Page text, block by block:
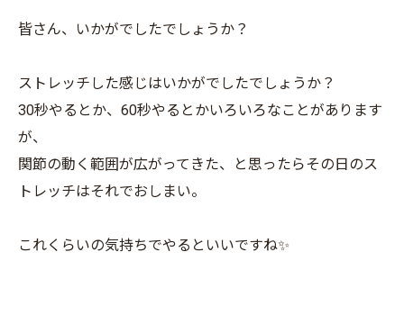
皆さん、いかがでしたでしょうか？
ストレッチした感じはいかがでしたでしょうか？
30秒やるとか、60秒やるとかいろいろなことがあります
が、
関節の動く範囲が広がってきた、と思ったらその日のス
トレッチはそれでおしまい。
これくらいの気持ちでやるといいですね✨